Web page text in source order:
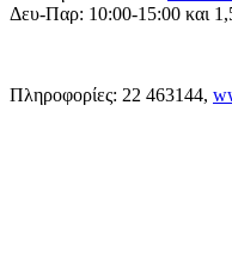
Δευ-Παρ: 10:00-15:00 και
Πληροφορίες: 22 463144,